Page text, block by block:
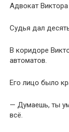
Адвокат
Судья дал
В коридоре
автоматов.
Его лицо было
— Думаешь, ты
всё.